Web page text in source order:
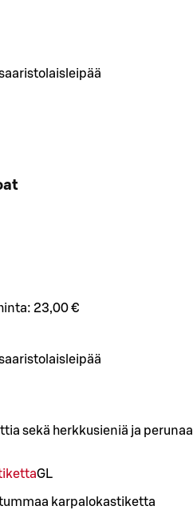
23,00 €
sekä herkkusieniä ja perunaa
GL
karpalokastiketta